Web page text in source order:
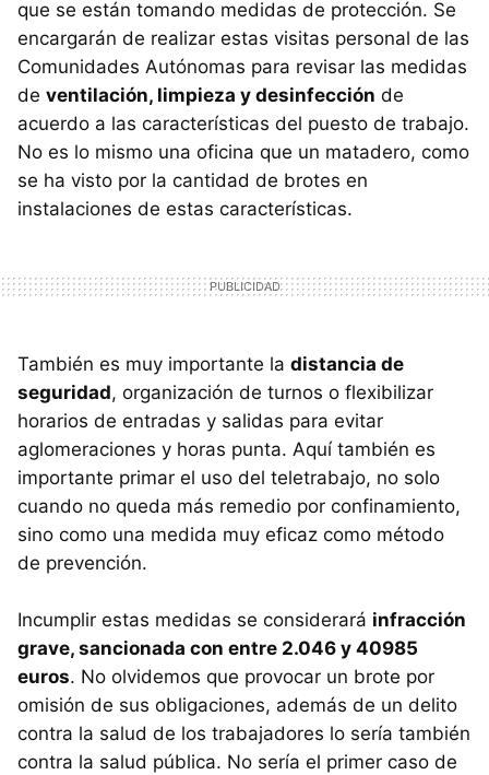
que se están tomando medidas de protección. Se
encargarán de realizar estas visitas personal de las
Comunidades Autónomas para revisar las medidas
de ventilación, limpieza y desinfección de
acuerdo a las características del puesto de trabajo.
No es lo mismo una oficina que un matadero, como
se ha visto por la cantidad de brotes en
instalaciones de estas características.
También es muy importante la distancia de
seguridad, organización de turnos o flexibilizar
horarios de entradas y salidas para evitar
aglomeraciones y horas punta. Aquí también es
importante primar el uso del teletrabajo, no solo
cuando no queda más remedio por confinamiento,
sino como una medida muy eficaz como método
de prevención.
Incumplir estas medidas se considerará infracción
grave, sancionada con entre 2.046 y 40985
euros. No olvidemos que provocar un brote por
omisión de sus obligaciones, además de un delito
contra la salud de los trabajadores lo sería también
contra la salud pública. No sería el primer caso de